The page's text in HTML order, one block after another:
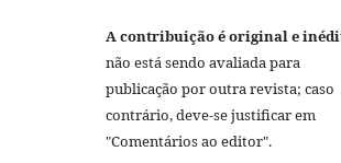
A contribuição é original e
não está sendo avaliada para
publicação por outra revista; caso
contrário, deve-se justificar em
"Comentários ao editor".